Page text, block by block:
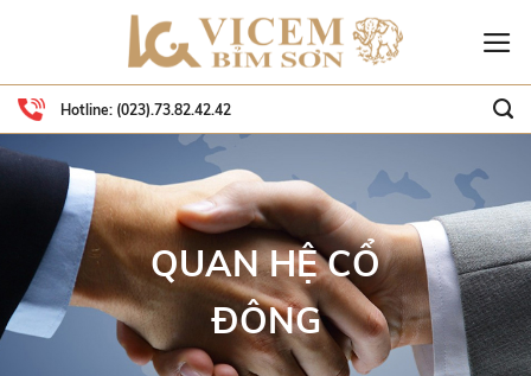
Hotline: (023).73.82.42.42
QUAN HỆ CỔ
ĐÔNG